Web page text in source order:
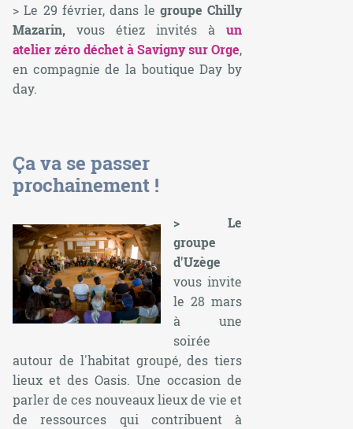
> Le 29 février, dans le groupe Chilly
Mazarin,vous étiez invités àun
atelier zéro déchet à Savigny sur Orge,
en compagnie de la boutique Day by
day.
Ça va se passer
prochainement !
> Le
groupe
d'Uzège
vous invite
le 28 mars
à une
soirée
autour de l'habitat groupé, des tiers
lieux et des Oasis. Une occasion de
parler de ces nouveaux lieux de vie et
de ressources qui contribuent à